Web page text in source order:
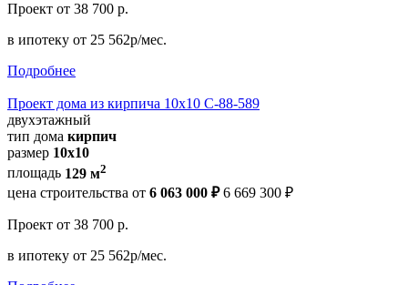
Проект от 38 700 р.
в ипотеку от 25 562р/мес.
Подробнее
Проект дома из кирпича 10х10 С-88-589
двухэтажный
тип дома кирпич
размер 10х10
площадь 129 м2
цена строительства от 6 063 000 ₽ 6 669 300 ₽
Проект от 38 700 р.
в ипотеку от 25 562р/мес.